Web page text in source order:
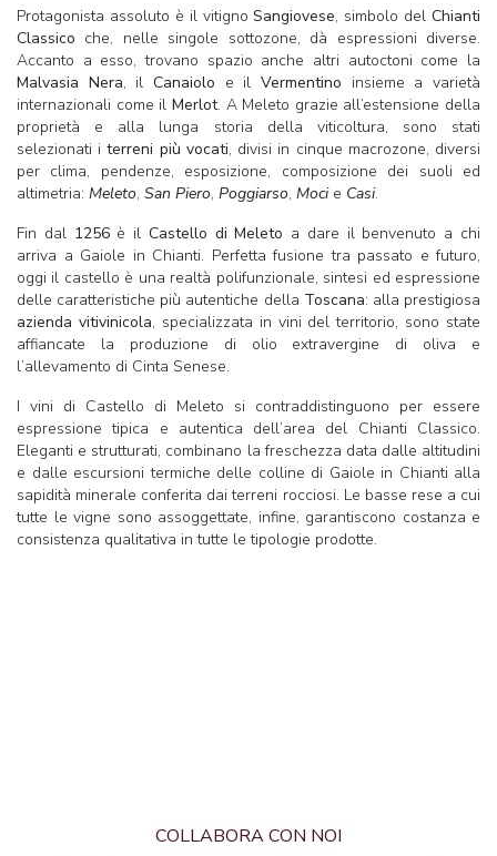
Protagonista assoluto è il vitignoSangiovese, simbolo del Chianti
Classico che, nelle singole sottozone, dà espressioni diverse.
Accanto a esso, trovano spazio anche altri autoctoni come la
Malvasia Nera, ilCanaiolo e ilVermentino insieme a varietà
internazionali come il Merlot. A Meleto grazie all’estensione della
proprietà e alla lunga storia della viticoltura, sono stati
selezionati i terreni più vocati, divisi in cinque macrozone, diversi
per clima, pendenze, esposizione, composizione dei suoli ed
altimetria: Meleto, San Piero, Poggiarso, Mocie Casi.
Fin dal 1256è il Castello di Meleto a dare il benvenuto a chi
arriva a Gaiole in Chianti. Perfetta fusione tra passato e futuro,
oggi il castello è una realtà polifunzionale, sintesi ed espressione
delle caratteristiche più autentiche della Toscana: alla prestigiosa
azienda vitivinicola, specializzata in vini del territorio, sono state
affiancate la produzione di olio extravergine di oliva e
l’allevamento di Cinta Senese.
I vini di Castello di Meleto si contraddistinguono per essere
espressione tipica e autentica dell’area del Chianti Classico.
Eleganti e strutturati, combinano la freschezza data dalle altitudini
e dalle escursioni termiche delle colline di Gaiole in Chianti alla
sapidità minerale conferita dai terreni rocciosi. Le basse rese a cui
tutte le vigne sono assoggettate, infine, garantiscono costanza e
consistenza qualitativa in tutte le tipologie prodotte.
COLLABORA CON NOI